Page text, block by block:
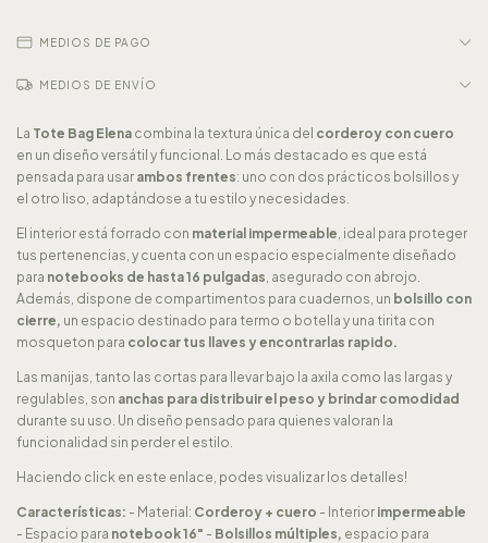
MEDIOS DE PAGO
MEDIOS DE ENVÍO
La Tote Bag Elena combina la textura única del corderoy con cuero
en un diseño versátil y funcional. Lo más destacado es que está
pensada para usar ambos frentes: uno con dos prácticos bolsillos y
el otro liso, adaptándose a tu estilo y necesidades.
El interior está forrado con material impermeable, ideal para proteger
tus pertenencias, y cuenta con un espacio especialmente diseñado
para notebooks de hasta 16 pulgadas, asegurado con abrojo.
Además, dispone de compartimentos para cuadernos, un bolsillo con
cierre, un espacio destinado para termo o botella y una tirita con
mosqueton para colocar tus llaves y encontrarlas rapido.
Las manijas, tanto las cortas para llevar bajo la axila como las largas y
regulables, son anchas para distribuir el peso y brindar comodidad
durante su uso. Un diseño pensado para quienes valoran la
funcionalidad sin perder el estilo.
Haciendo click en este enlace, podes visualizar los detalles!
Características: - Material: Corderoy + cuero - Interior impermeable
- Espacio para notebook 16" - Bolsillos múltiples, espacio para